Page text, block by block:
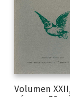
Volumen